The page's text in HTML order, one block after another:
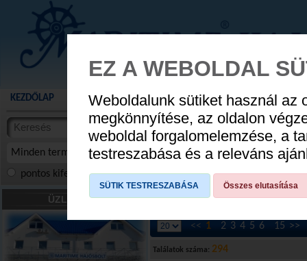
AUGUSZTUS
KEZDŐLAP AKCIÓS TERMÉKEK WEBÁRUHÁZ HÍREK
Minden termék
termékekben
cikkekben
pontos kifejezés összes szóra szóra, szótöredék
ÜZLETÜNK Vízrendszer»Vízszűrő, csatlakozók stb.
<< 1 2 3 4 5 6 15 >>
Találatok száma: 294
EZ A WEBOLDAL
Weboldalunk sütiket használ az
megkönnyítése, az oldalon
weboldal forgalomelemzése, a
testreszabása és a releváns
SÜTIK TESTRESZABÁSA Összes elutasítása